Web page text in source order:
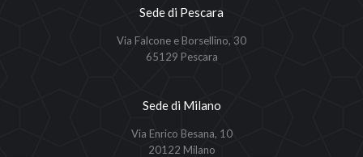
Sede di Pescara
Via Falcone e Borsellino, 30
65129 Pescara
Sede di Milano
Via Enrico Besana, 10
20122 Milano